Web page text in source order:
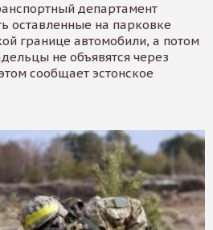
департамент
оставленные на парковке
границе автомобили, а потом
не объявятся через
сообщает эстонское